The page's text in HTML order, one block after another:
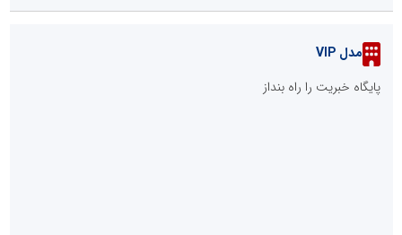
برق دماوند
تشریح اقدامات شرکت توزیع برق استان تهران برای تامین برق
مسیرهای پیاده‌روی جاماندگان اربعین
روایت خدمت خادمان روشنایی در نجف